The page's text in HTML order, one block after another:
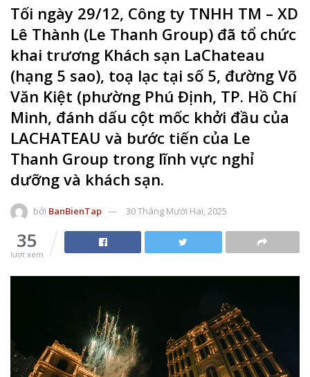
Tối ngày 29/12, Công ty TNHH TM – XD
Lê Thành (Le Thanh Group) đã tổ chức
khai trương Khách sạn LaChateau
(hạng 5 sao), toạ lạc tại số 5, đường Võ
Văn Kiệt (phường Phú Định, TP. Hồ Chí
Minh, đánh dấu cột mốc khởi đầu của
LACHATEAU và bước tiến của Le
Thanh Group trong lĩnh vực nghỉ
dưỡng và khách sạn.
bởi BanBienTap 30 Tháng Mười Hai, 2025
35
lượt xem